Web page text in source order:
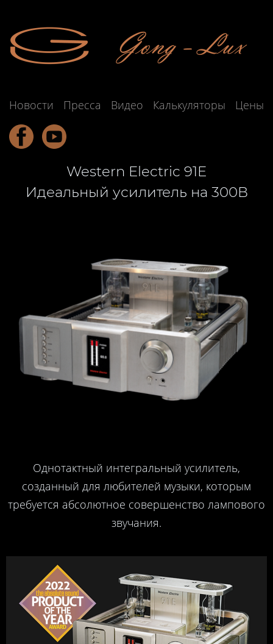
Новости Пресса Видео Калькуляторы Цены
Western Electric 91E
Идеальный усилитель на 300В
Однотактный интегральный усилитель,
созданный для любителей музыки, которым
требуется абсолютное совершенство лампового
звучания.